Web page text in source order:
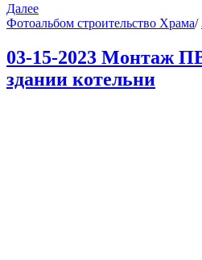
Далее
Фотоальбом строительство Храма/
03-15-2023 Монтаж
здании котельни